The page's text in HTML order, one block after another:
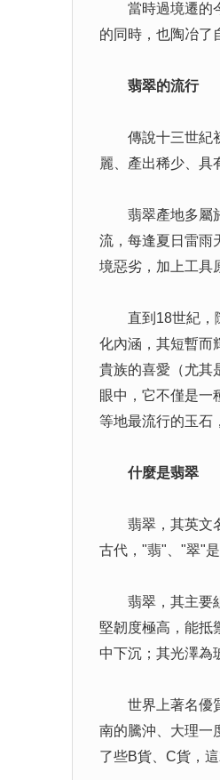
當時過境遷的今
的同時，也陶冶了
翡翠的流行
傳說十三世紀初
麗、產出稀少、具
翡翠產地多屬於
流，每逢夏日雷雨
境惡劣，加上工具
直到18世紀，隨
化內涵，其短暫而
貴族的喜愛（尤其
眼中，它不僅是一
等地最流行的玉石
什麼是翡翠
翡翠，其英文名
古代，"翡"、"翠"
翡翠，其主要組
堅韌度極高，能抵
中下沉；其光澤為
世界上著名優質
南的騰沖、大理一
了些B貨、C貨，